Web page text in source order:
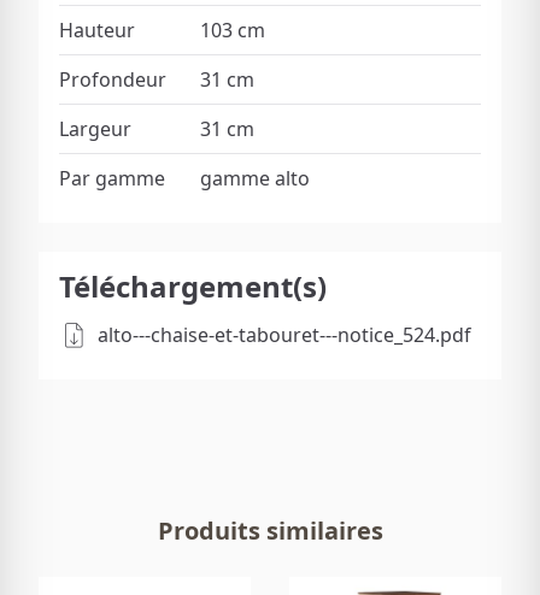
Hauteur
103 cm
Profondeur
31 cm
Largeur
31 cm
Par gamme
gamme alto
Téléchargement(s)
alto---chaise-et-tabouret---notice_524.pdf
Produits similaires